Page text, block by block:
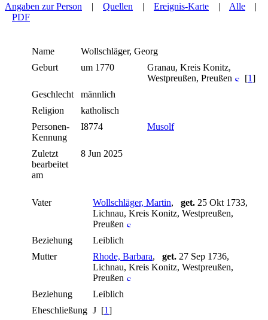
Angaben zur Person | Quellen | Ereignis-Karte | Alle |
PDF
Name Wollschläger, Georg
Geburt
um 1770
Granau, Kreis Konitz,
Westpreußen, Preußen
[1]
Geschlecht
männlich
Religion
katholisch
Personen-
Kennung
I8774 Musolf
Zuletzt
bearbeitet
am
8 Jun 2025
Vater Wollschläger, Martin, get. 25 Okt 1733,
Lichnau, Kreis Konitz, Westpreußen,
Preußen
Beziehung
Leiblich
Mutter
Rhode, Barbara, get. 27 Sep 1736,
Lichnau, Kreis Konitz, Westpreußen,
Preußen
Beziehung
Leiblich
Eheschließung J [1]